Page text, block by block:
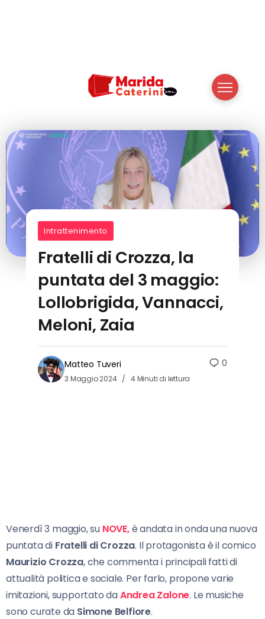
Intrattenimento
Fratelli di Crozza, la
puntata del 3 maggio:
Lollobrigida, Vannacci,
Meloni, Zaia
Matteo Tuveri
3 Maggio 2024 4 Minuti di lettura
0
Venerdì 3 maggio, su NOVE,è andata in onda una nuova
puntata di Fratelli di Crozza. Il protagonista è il comico
Maurizio Crozza, che commenta i principali fatti di
attualità politica e sociale. Per farlo, propone varie
imitazioni, supportato daAndrea Zalone. Le musiche
sono curate da Simone Belfiore.